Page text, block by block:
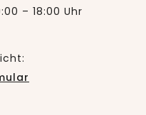
– 18:00 Uhr